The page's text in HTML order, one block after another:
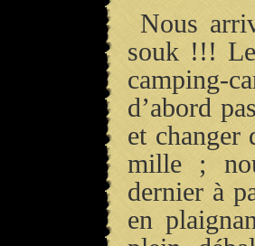
Nous
souk !!!
camping-
d’abord
et changer
mille ;
dernier à
en